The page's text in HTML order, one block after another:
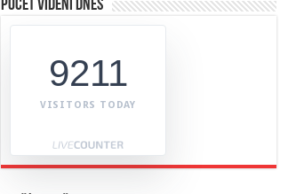
Počet videní dnes
9211
VISITORS TODAY